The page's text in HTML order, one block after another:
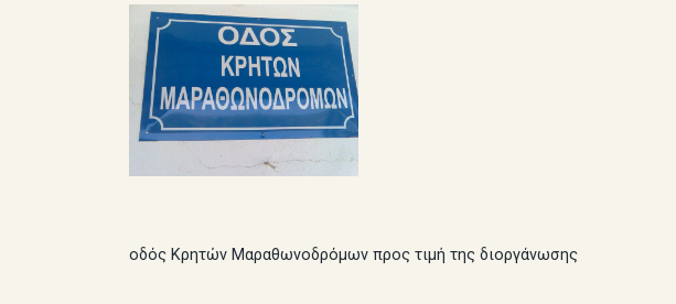
οδός Κρητών Μαραθωνοδρόμων προς τιμή της διοργάνωσης